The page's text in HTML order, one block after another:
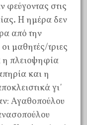
στις
Η ημέρα δεν
από την
μαθητές/τριες
η πλειοψηφία
και η
γι΄
Αγαθοπούλου